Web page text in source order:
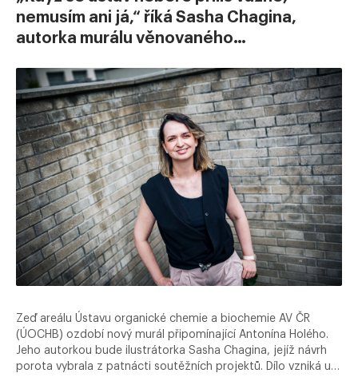
nemusím ani já,“ říká Sasha Chagina,
autorka murálu věnovaného…
Zeď areálu Ústavu organické chemie a biochemie AV ČR
(ÚOCHB) ozdobí nový murál připomínající Antonína Holého.
Jeho autorkou bude ilustrátorka Sasha Chagina, jejíž návrh
porota vybrala z patnácti soutěžních projektů. Dílo vzniká u…